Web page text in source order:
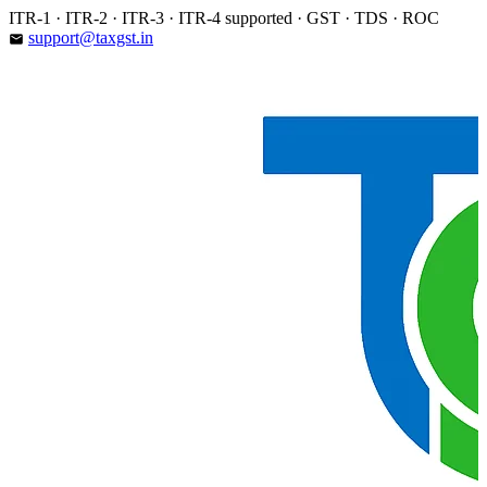
Skip
to
ITR-1 · ITR-2 · ITR-3 · ITR-4 supported · GST · TDS · ROC
email support@taxgst.in